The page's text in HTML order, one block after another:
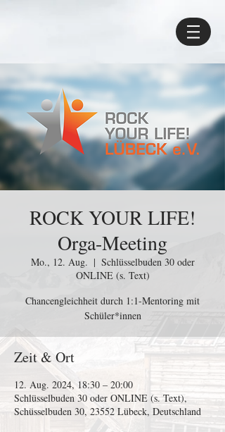
ROCK YOUR LIFE!
Orga-Meeting
Mo., 12. Aug.
  |
Schlüsselbuden 30 oder
ONLINE (s. Text)
Chancengleichheit durch 1:1-Mentoring mit
Schüler*innen
Zeit & Ort
12. Aug. 2024, 18:30 – 20:00
Schlüsselbuden 30 oder ONLINE (s. Text),
Schüsselbuden 30, 23552 Lübeck, Deutschland